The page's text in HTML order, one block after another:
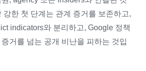
강한 첫 단계는 관계 증거를 보존하고,
indicators와 분리하고, Google 정책
거를 넘는 공개 비난을 피하는 것입